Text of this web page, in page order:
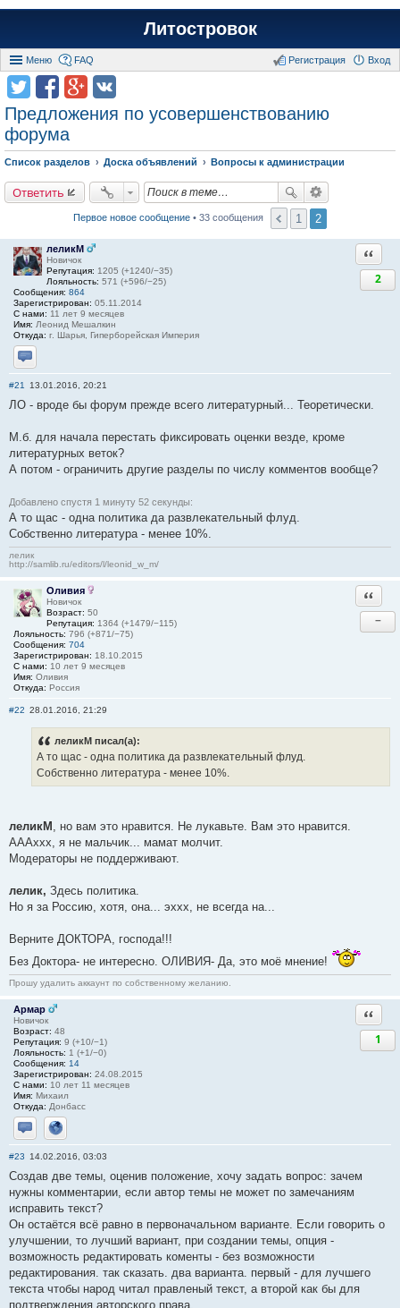
Литостровок
Меню FAQ Вход
Регистрация
Предложения по усовершенствованию
форума
Список разделов Доска объявлений Вопросы к администрации
Ответить
Первое новое сообщение • 33 сообщения 1 2
леликМ
Новичок
Репутация: 1205 (+1240/−35)
Лояльность: 571 (+596/−25)
Сообщения: 864
Зарегистрирован: 05.11.2014
С нами: 11 лет 9 месяцев
Имя: Леонид Мешалкин
Откуда: г. Шарья, Гиперборейская Империя
Отправить личное сообщение
2
#21 13.01.2016, 20:21
ЛО - вроде бы форум прежде всего литературный... Теоретически.
М.б. для начала перестать фиксировать оценки везде, кроме
литературных веток?
А потом - ограничить другие разделы по числу комментов вообще?
Добавлено спустя 1 минуту 52 секунды:
А то щас - одна политика да развлекательный флуд.
Собственно литература - менее 10%.
лелик
http://samlib.ru/editors/l/leonid_w_m/
Оливия
Новичок
Возраст: 50
Репутация: 1364 (+1479/−115)
Лояльность: 796 (+871/−75)
Сообщения: 704
Зарегистрирован: 18.10.2015
С нами: 10 лет 9 месяцев
Имя: Оливия
Откуда: Россия
−
#22 28.01.2016, 21:29
леликМ писал(а):
А то щас - одна политика да развлекательный флуд.
Собственно литература - менее 10%.
леликМ , но вам это нравится. Не лукавьте. Вам это нравится.
АААххх, я не мальчик... мамат молчит.
Модераторы не поддерживают.
лелик, Здесь политика.
Но я за Россию, хотя, она... эххх, не всегда на...
Верните ДОКТОРА, господа!!!
Без Доктора- не интересно. ОЛИВИЯ- Да, это моё мнение!
Прошу удалить аккаунт по собственному желанию.
Армар
Новичок
Возраст: 48
Репутация: 9 (+10/−1)
Лояльность: 1 (+1/−0)
Сообщения: 14
Зарегистрирован: 24.08.2015
С нами: 10 лет 11 месяцев
Имя: Михаил
Откуда: Донбасс
Отправить личное сообщение
Сайт
1
#23 14.02.2016, 03:03
Создав две темы, оценив положение, хочу задать вопрос: зачем
нужны комментарии, если автор темы не может по замечаниям
исправить текст?
Он остаётся всё равно в первоначальном варианте. Если говорить о
улучшении, то лучший вариант, при создании темы, опция -
возможность редактировать коменты - без возможности
редактирования. так сказать. два варианта. первый - для лучшего
текста чтобы народ читал правленый текст, а второй как бы для
подтверждения авторского права.